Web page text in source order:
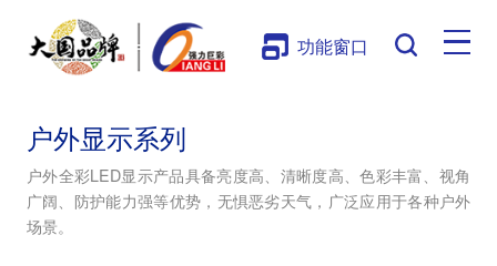
功能窗口
户外显示系列
户外全彩LED显示产品具备亮度高、清晰度高、色彩丰富、视角
广阔、防护能力强等优势，无惧恶劣天气，广泛应用于各种户外
场景。